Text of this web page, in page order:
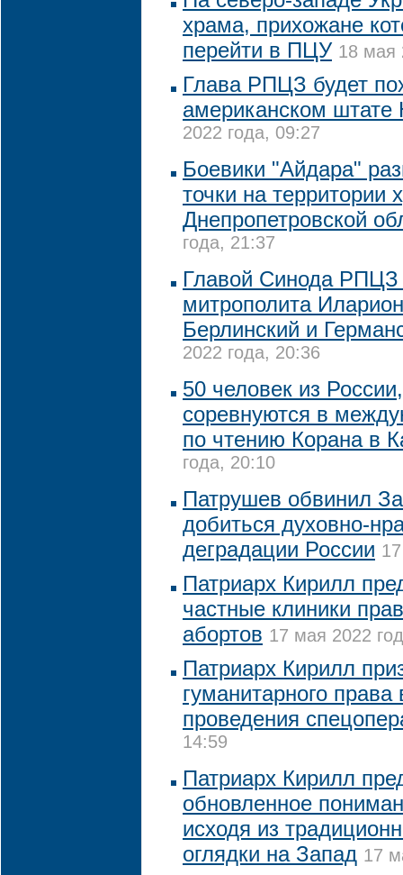
храма, прихожане
перейти в ПЦУ 18 мая
Глава РПЦЗ будет
американском
2022 года, 09:27
Боевики "Айдара"
точки на территории
Днепропетровской
года, 21:37
Главой Синода РПЦЗ
митрополита
Берлинский и
2022 года, 20:36
50 человек из
соревнуются в
по чтению Корана в
года, 20:10
Патрушев обвинил
добиться духовно-
деградации России
Патриарх Кирилл
частные клиники
абортов 17 мая 2022
Патриарх Кирилл
гуманитарного права
проведения
14:59
Патриарх Кирилл
обновленное
исходя из
оглядки на Запад 17